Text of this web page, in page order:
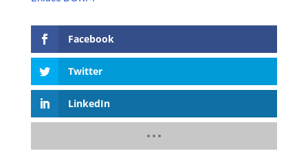
Facebook
Twitter
LinkedIn